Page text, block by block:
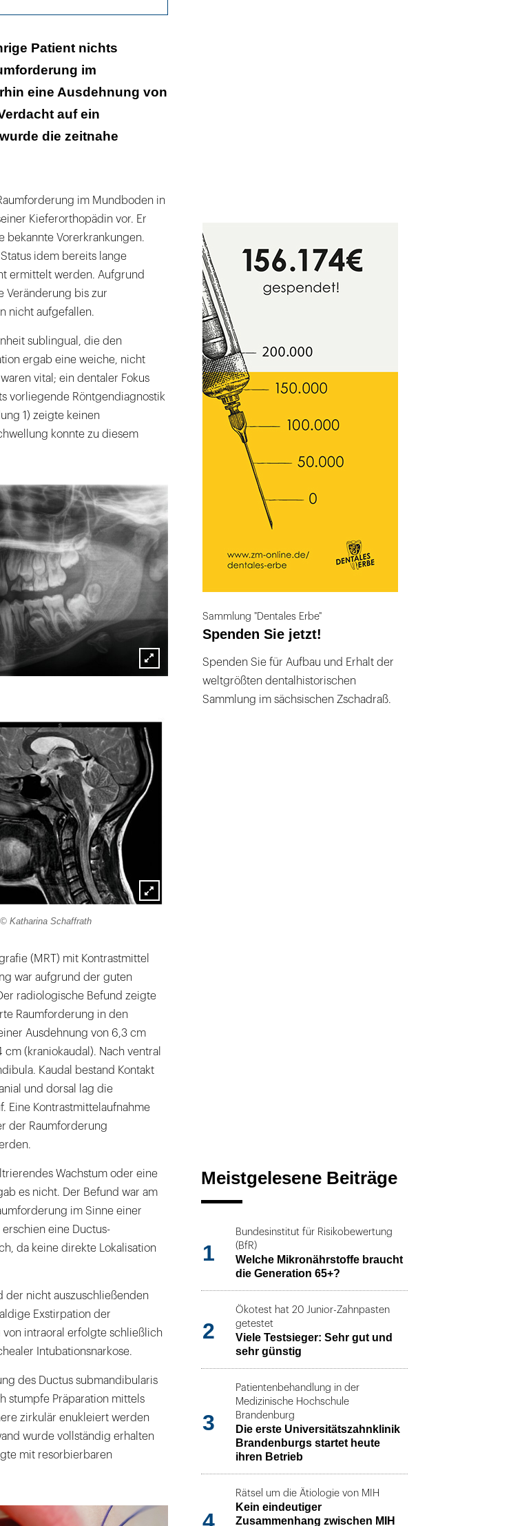
Patient nichts
im
eine Ausdehnung von
auf ein
die zeitnahe
im Mund­boden in
Kieferorthopädin vor. Er
bekannte Vorerkrankungen.
idem bereits lange
ermittelt werden. Aufgrund
Veränderung bis zur
nicht aufgefallen.
sublingual, die den
ergab eine weiche, nicht
vital; ein dentaler Fokus
vorliegende Röntgendiagnostik
1) zeigte keinen
konnte zu diesem
Lightbox
© Katharina Schaffrath
(MRT) mit Kontrastmittel
war aufgrund der guten
radiologische Befund zeigte
Raumforderung in den
Ausdehnung von 6,3 cm
(kraniokaudal). Nach ventral
Kaudal bestand Kontakt
und dorsal lag die
Eine Kontrastmittelaufnahme
der Raumforderung
Wachstum oder eine
es nicht. Der Befund war am
im Sinne einer
eine Ductus-
da keine direkte Lokalisation
der nicht auszuschließenden
Exstirpation der
intra­oral erfolgte schließlich
Intubationsnarkose.
des Ductus submandibularis
stumpfe Präparation mittels
zirkulär enukleiert werden
wurde vollständig erhalten
mit resorbierbaren
Sammlung "Dentales Erbe"
Spenden Sie jetzt!
Spenden Sie für Aufbau und Erhalt der
weltgrößten dentalhistorischen
Sammlung im sächsischen Zschadraß.
Meistgelesene Beiträge
1
Bundesinstitut für Risikobewertung
(BfR)
Welche Mikronährstoffe braucht
die Generation 65+?
2
Ökotest hat 20 Junior-Zahnpasten
getestet
Viele Testsieger: Sehr gut und
sehr günstig
3
Patientenbehandlung in der
Medizinische Hochschule
Brandenburg
Die erste Universitätszahnklinik
Brandenburgs startet heute
ihren Betrieb
4
Rätsel um die Ätiologie von MIH
Kein eindeutiger
Zusammenhang zwischen MIH